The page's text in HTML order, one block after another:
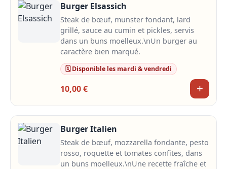
Burger Elsassich
Steak de bœuf, munster fondant, lard
grillé, sauce au cumin et pickles, servis
dans un buns moelleux.\nUn burger au
caractère bien marqué.
🗓️ Disponible les mardi & vendredi
10,00 € +
Burger Italien
Steak de bœuf, mozzarella fondante, pesto
rosso, roquette et tomates confites, dans
un buns moelleux.\nUne recette fraîche et